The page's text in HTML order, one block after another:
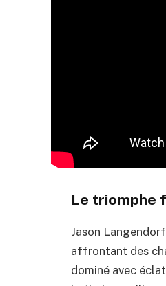
Le triomphe
Jason
affrontant des
dominé avec